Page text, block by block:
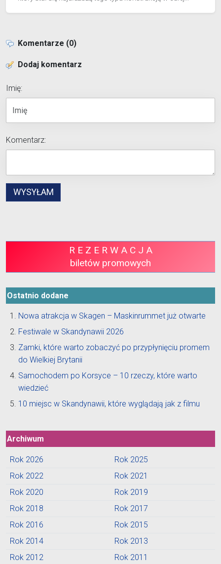
Komentarze (0)
Dodaj komentarz
Imię:
Komentarz:
R E Z E R W A C J A
biletów promowych
Ostatnio dodane
Nowa atrakcja w Skagen – Maskinrummet już otwarte
Festiwale w Skandynawii 2026
Zamki, które warto zobaczyć po przypłynięciu promem
do Wielkiej Brytanii
Samochodem po Korsyce – 10 rzeczy, które warto
wiedzieć
10 miejsc w Skandynawii, które wyglądają jak z filmu
Archiwum
Rok 2026
Rok 2025
Rok 2022
Rok 2021
Rok 2020
Rok 2019
Rok 2018
Rok 2017
Rok 2016
Rok 2015
Rok 2014
Rok 2013
Rok 2012
Rok 2011